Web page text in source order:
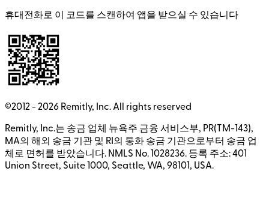
휴대전화로 이 코드를 스캔하여 앱을 받으실 수 있습니다
©2012 - 2026 Remitly, Inc. All rights reserved
Remitly, Inc.는 송금 업체 뉴욕주 금융 서비스부, PR(TM-143),
MA의 해외 송금 기관 및 RI의 통화 송금 기관으로부터 송금 업
체로 면허를 받았습니다. NMLS No. 1028236. 등록 주소: 401
Union Street, Suite 1000, Seattle, WA, 98101, USA.